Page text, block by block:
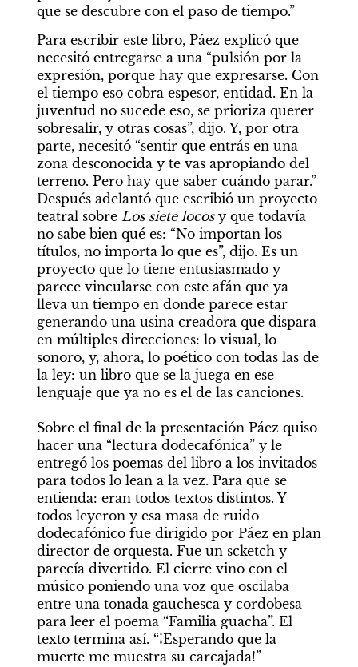
que se descubre con el paso de tiempo.”
Para escribir este libro, Páez explicó que
necesitó entregarse a una “pulsión por la
expresión, porque hay que expresarse. Con
el tiempo eso cobra espesor, entidad. En la
juventud no sucede eso, se prioriza querer
sobresalir, y otras cosas”, dijo. Y, por otra
parte, necesitó “sentir que entrás en una
zona desconocida y te vas apropiando del
terreno. Pero hay que saber cuándo parar.”
Después adelantó que escribió un proyecto
teatral sobre Los siete locos y que todavía
no sabe bien qué es: “No importan los
títulos, no importa lo que es”, dijo. Es un
proyecto que lo tiene entusiasmado y
parece vincularse con este afán que ya
lleva un tiempo en donde parece estar
generando una usina creadora que dispara
en múltiples direcciones: lo visual, lo
sonoro, y, ahora, lo poético con todas las de
la ley: un libro que se la juega en ese
lenguaje que ya no es el de las canciones.
Sobre el final de la presentación Páez quiso
hacer una “lectura dodecafónica” y le
entregó los poemas del libro a los invitados
para todos lo lean a la vez. Para que se
entienda: eran todos textos distintos. Y
todos leyeron y esa masa de ruido
dodecafónico fue dirigido por Páez en plan
director de orquesta. Fue un scketch y
parecía divertido. El cierre vino con el
músico poniendo una voz que oscilaba
entre una tonada gauchesca y cordobesa
para leer el poema “Familia guacha”. El
texto termina así. “¡Esperando que la
muerte me muestra su carcajada!”